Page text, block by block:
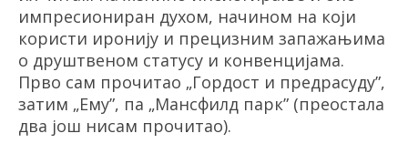
импресиониран духом, начином на који
користи иронију и прецизним запажањима
о друштвеном статусу и конвенцијама.
Прво сам прочитао „Гордост и предрасуду”,
затим „Ему”, па „Мансфилд парк” (преостала
два још нисам прочитао).